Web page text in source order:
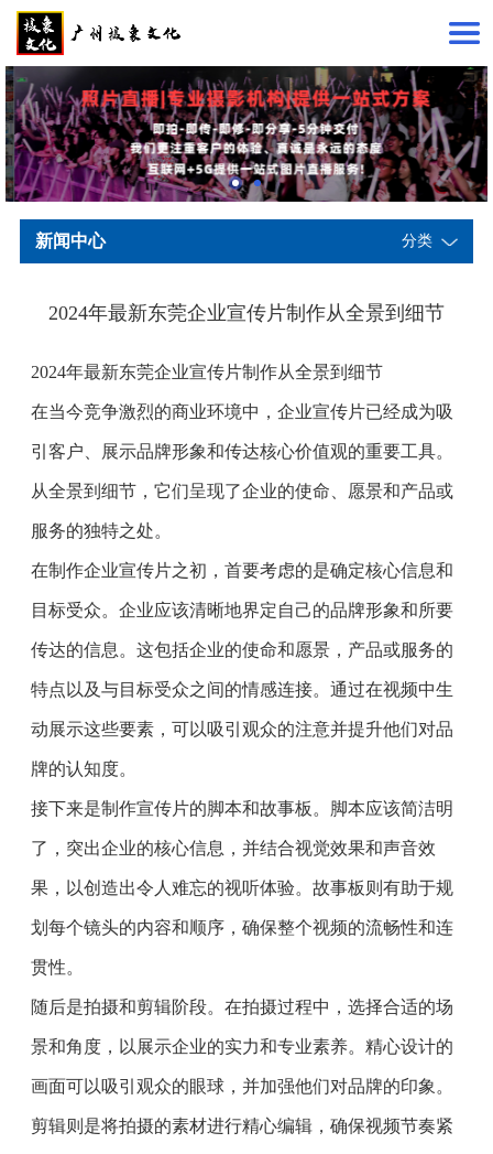
新闻中心 分类
2024年最新东莞企业宣传片制作从全景到细节
2024年最新东莞企业宣传片制作从全景到细节
在当今竞争激烈的商业环境中，企业宣传片已经成为吸
引客户、展示品牌形象和传达核心价值观的重要工具。
从全景到细节，它们呈现了企业的使命、愿景和产品或
服务的独特之处。
在制作企业宣传片之初，首要考虑的是确定核心信息和
目标受众。企业应该清晰地界定自己的品牌形象和所要
传达的信息。这包括企业的使命和愿景，产品或服务的
特点以及与目标受众之间的情感连接。通过在视频中生
动展示这些要素，可以吸引观众的注意并提升他们对品
牌的认知度。
接下来是制作宣传片的脚本和故事板。脚本应该简洁明
了，突出企业的核心信息，并结合视觉效果和声音效
果，以创造出令人难忘的视听体验。故事板则有助于规
划每个镜头的内容和顺序，确保整个视频的流畅性和连
贯性。
随后是拍摄和剪辑阶段。在拍摄过程中，选择合适的场
景和角度，以展示企业的实力和专业素养。精心设计的
画面可以吸引观众的眼球，并加强他们对品牌的印象。
剪辑则是将拍摄的素材进行精心编辑，确保视频节奏紧